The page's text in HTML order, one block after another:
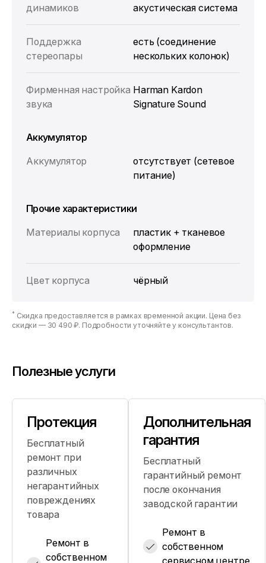
динамиков
акустическая система
Поддержка
стереопары
есть (соединение
нескольких колонок)
Фирменная настройка
звука
Harman Kardon
Signature Sound
Аккумулятор
Аккумулятор
отсутствует (сетевое
питание)
Прочие характеристики
Материалы корпуса
пластик + тканевое
оформление
Цвет корпуса чёрный
* Скидка предоставляется в рамках временной акции. Цена без
скидки — 30 490 ₽. Подробности уточняйте у консультантов.
Полезные услуги
Протекция
Бесплатный
ремонт при
различных
негарантийных
повреждениях
товара
Ремонт в
собственном
Дополнительная
гарантия
Бесплатный
гарантийный ремонт
после окончания
заводской гарантии
Ремонт в
собственном
сервисном центре